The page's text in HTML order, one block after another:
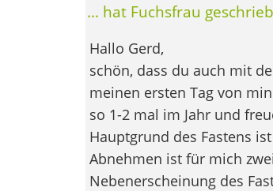
... hat Fuchsfrau
Hallo Gerd,
schön, dass du auch mit
meinen ersten Tag von
so 1-2 mal im Jahr und
Hauptgrund des Fastens
Abnehmen ist für mich
Nebenerscheinung des